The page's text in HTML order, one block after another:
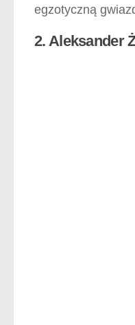
egzotyczną
2. Aleksander